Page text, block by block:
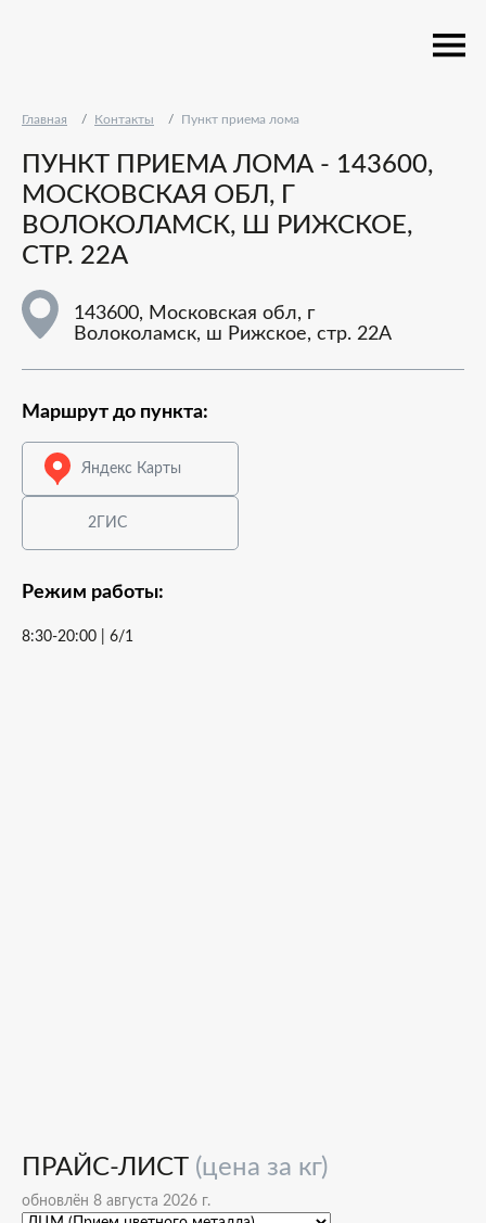
Главная Контакты Пункт приема лома
ПУНКТ ПРИЕМА ЛОМА - 143600,
МОСКОВСКАЯ ОБЛ, Г
ВОЛОКОЛАМСК, Ш РИЖСКОЕ,
СТР. 22А
143600, Московская обл, г
Волоколамск, ш Рижское, стр. 22А
Маршрут до пункта:
Яндекс Карты
2ГИС
Режим работы:
8:30-20:00 | 6/1
ПРАЙС-ЛИСТ (цена за кг)
обновлён 8 августа 2026 г.